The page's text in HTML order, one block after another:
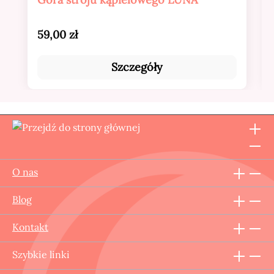
Cena regularna:
59,00 zł
Szczegóły
O nas
Blog
Kontakt
Szybkie linki